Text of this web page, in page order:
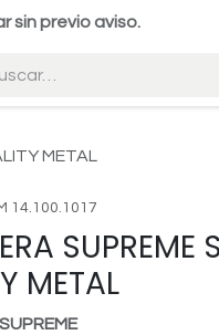
sin previo aviso.
METAL
14.100.1017
SUPREME
METAL
SUPREME